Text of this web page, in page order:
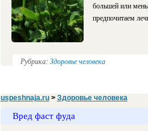
большей или
предпочитаем
Рубрика: Здоровье человека
uspeshnaja.ru> Здоровье человека
Вред фаст фуда